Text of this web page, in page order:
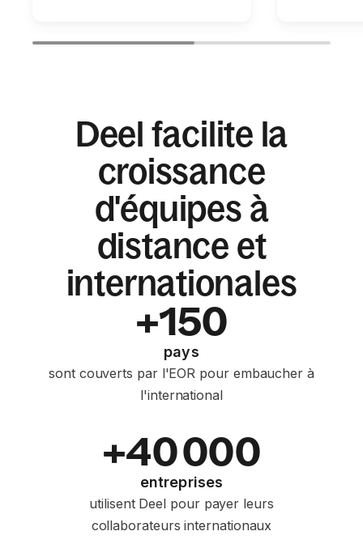
Deel facilite la
croissance
d'équipes à
distance et
internationales
+150
pays
sont couverts par l'EOR pour embaucher à
l'international
+40 000
entreprises
utilisent Deel pour payer leurs
collaborateurs internationaux